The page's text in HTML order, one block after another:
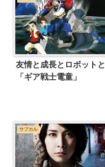
友情と成長とロボットと
「ギア戦士電童」
サブカル